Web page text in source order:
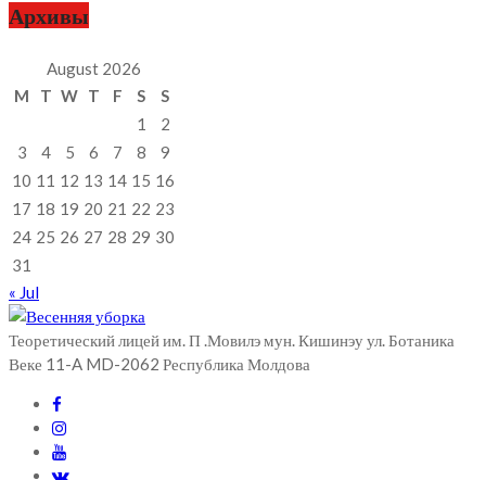
Архивы
August 2026
M
T W T F S
S
1
2
3
4 5 6 7 8
9
10 11 12 13 14 15 16
17 18 19 20 21 22 23
24 25 26 27 28 29 30
31
« Jul
Теоретический лицей им. П .Мовилэ мун. Кишинэу ул. Ботаника
Веке 11-A MD-2062 Республика Молдова